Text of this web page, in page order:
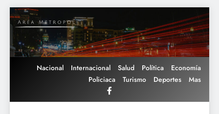
Saltar
al
contenido
Nacional Internacional Salud Política
Economía
Policiaca
Turismo Deportes Mas